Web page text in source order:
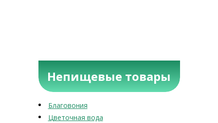
Непищевые товары
Благовония
Цветочная вода